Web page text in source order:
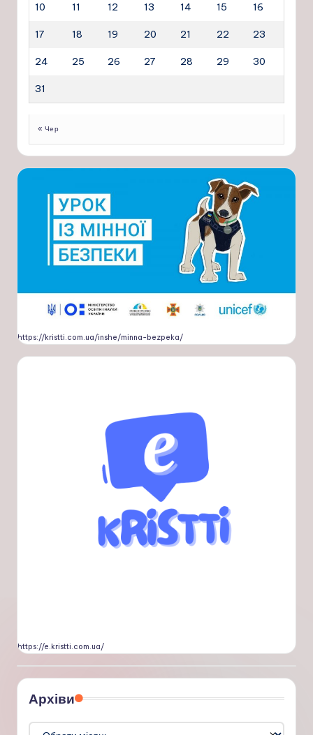
10 11 12 13 14 15 16
17 18 19 20 21 22 23
24 25 26 27 28 29 30
31
« Чер
https://kristti.com.ua/inshe/minna-bezpeka/
https://e.kristti.com.ua/
Архіви